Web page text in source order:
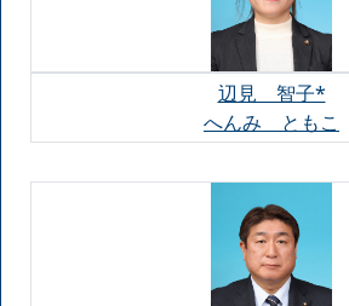
辺見 智子*
へんみ ともこ